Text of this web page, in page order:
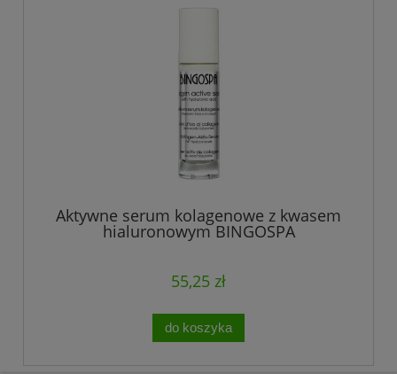
Aktywne serum kolagenowe z kwasem
hialuronowym BINGOSPA
55,25 zł
do koszyka